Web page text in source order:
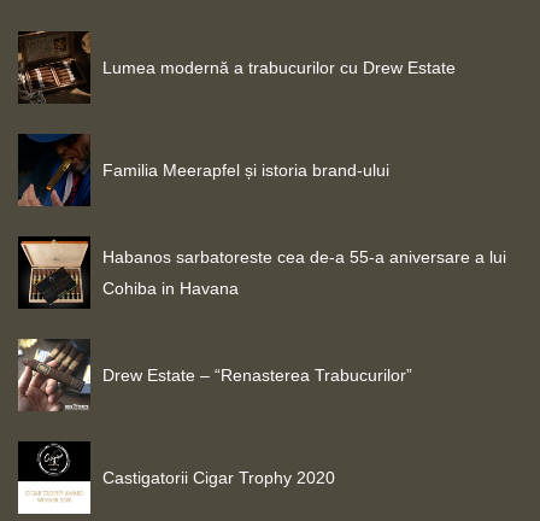
Lumea modernă a trabucurilor cu Drew Estate
Familia Meerapfel și istoria brand-ului
Habanos sarbatoreste cea de-a 55-a aniversare a lui
Cohiba in Havana
Drew Estate – “Renasterea Trabucurilor”
Castigatorii Cigar Trophy 2020